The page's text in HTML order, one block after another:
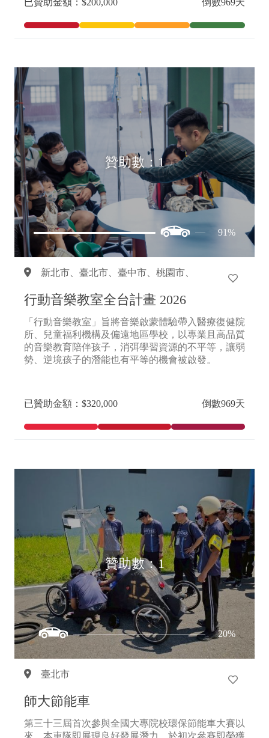
已贊助金額：$200,000 倒數969天
贊助數：1
91%
新北市、 臺北市、 臺中市、 桃園市、
行動音樂教室全台計畫 2026
「行動音樂教室」旨將音樂啟蒙體驗帶入醫療復健院
所、兒童福利機構及偏遠地區學校，以專業且高品質
的音樂教育陪伴孩子，消弭學習資源的不平等，讓弱
勢、逆境孩子的潛能也有平等的機會被啟發。
已贊助金額：$320,000 倒數969天
贊助數：1
20%
臺北市
師大節能車
第三十三屆首次參與全國大專院校環保節能車大賽以